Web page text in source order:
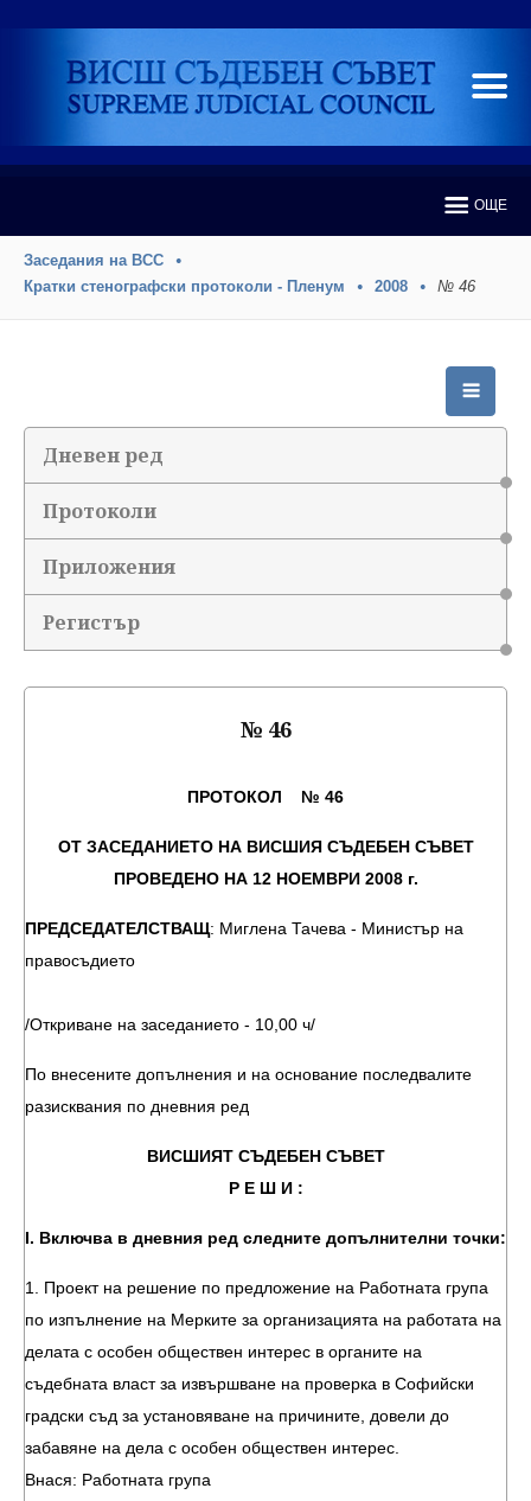
ОЩЕ
Заседания на ВСС
Кратки стенографски протоколи - Пленум
2008 № 46
Дневен ред
Протоколи
Приложения
Регистър
№ 46
ПРОТОКОЛ № 46
ОТ ЗАСЕДАНИЕТО НА ВИСШИЯ СЪДЕБЕН СЪВЕТ
ПРОВЕДЕНО НА 12 НОЕМВРИ 2008 г.
ПРЕДСЕДАТЕЛСТВАЩ: Миглена Тачева - Министър на
правосъдието
/Откриване на заседанието - 10,00 ч/
По внесените допълнения и на основание последвалите
разисквания по дневния ред
ВИСШИЯТ СЪДЕБЕН СЪВЕТ
Р Е Ш И :
І. Включва в дневния ред следните допълнителни точки:
1. Проект на решение по предложение на Работната група
по изпълнение на Мерките за организацията на работата на
делата с особен обществен интерес в органите на
съдебната власт за извършване на проверка в Софийски
градски съд за установяване на причините, довели до
забавяне на дела с особен обществен интерес.
Внася: Работната група